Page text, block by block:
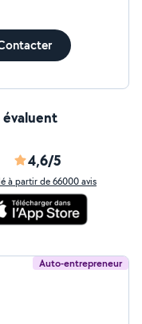
4,6/5
à partir de 66000 avis
Auto-entrepreneur